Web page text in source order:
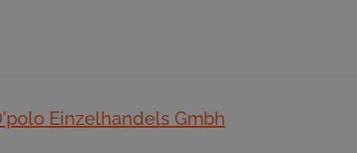
Einzelhandels Gmbh